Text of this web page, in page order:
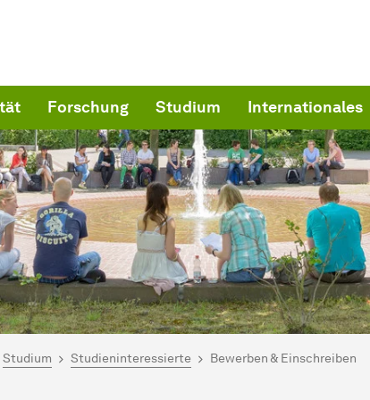
Forschung Studium Internationales
hier:
Studium Studieninteressierte Bewerben & Einschreiben